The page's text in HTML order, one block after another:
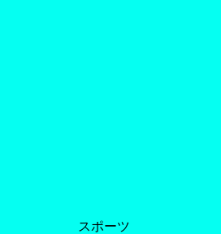
スポーツ